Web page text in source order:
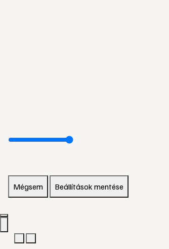
Mégsem Beállítások mentése